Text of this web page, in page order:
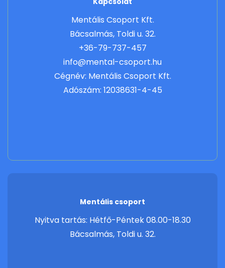
Mentális Csoport Kft.
Bácsalmás, Toldi u. 32.
+36-79-737-457
info@mental-csoport.hu
Cégnév: Mentális Csoport Kft.
Adószám: 12038631-4-45
Mentális csoport
Nyitva tartás: Hétfő-Péntek 08.00-18.30
Bácsalmás, Toldi u. 32.